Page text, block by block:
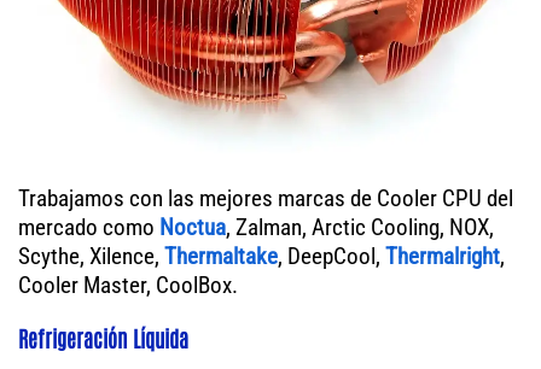
Trabajamos con las mejores marcas de Cooler CPU del
mercado como Noctua, Zalman, Arctic Cooling, NOX,
Scythe, Xilence, Thermaltake, DeepCool, Thermalright,
Cooler Master, CoolBox.
Refrigeración Líquida